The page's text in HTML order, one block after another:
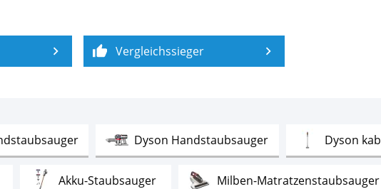
Vergleichssieger
Test Dyson HandstaubsaugerTest Dyson
Akku-StaubsaugerTest Milben-Matratzenstaubsauger